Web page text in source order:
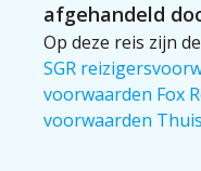
afgehandeld
Op deze reis zijn de
SGR
voorwaarden Fox
voorwaarden